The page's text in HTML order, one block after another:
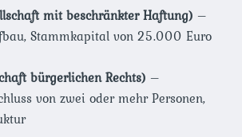
mit beschränkter Haftung) –
Stammkapital von 25.000 Euro
bürgerlichen Rechts) –
von zwei oder mehr Personen,